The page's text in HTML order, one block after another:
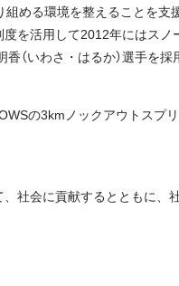
組める環境を整えることを支
を活用して2012年にはスノ
（いわさ・はるか）選手を採
の3kmノックアウトスプ
社会に貢献するとともに、